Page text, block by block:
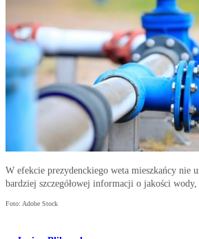
W efekcie prezydenckiego weta mieszkańcy nie
bardziej szczegółowej informacji o jakości
Foto: Adobe Stock